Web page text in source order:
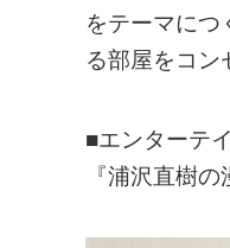
をテーマにつ
る部屋をコン
■エンターテ
『浦沢直樹